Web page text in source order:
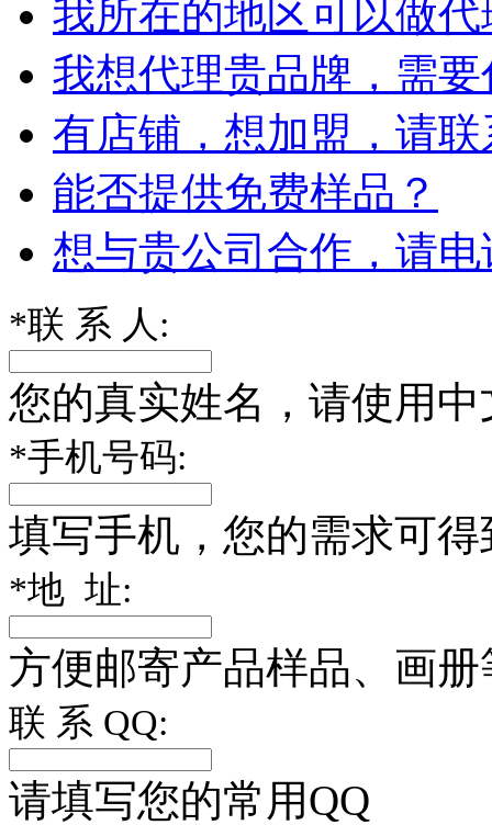
我所在的地区可以做
我想代理贵品牌，需
有店铺，想加盟，请
能否提供免费样品？
想与贵公司合作，请
*联 系 人:
您的真实姓名，请使用中
*手机号码:
填写手机，您的需求可
*地 址:
方便邮寄产品样品、画
联 系 QQ:
请填写您的常用QQ